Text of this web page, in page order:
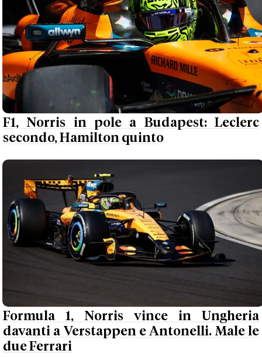
F1, Norris in pole a Budapest: Leclerc
secondo, Hamilton quinto
Formula 1, Norris vince in Ungheria
davanti a Verstappen e Antonelli. Male le
due Ferrari